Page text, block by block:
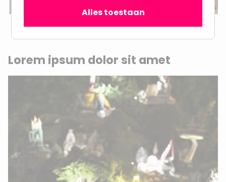
Lorem ipsum dolor sit amet
Alles toestaan